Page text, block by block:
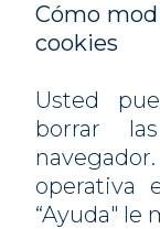
Cómo
cookies
Usted
borrar
operativa
“Ayuda" le